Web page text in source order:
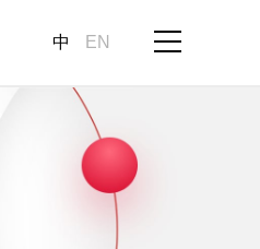
中 EN